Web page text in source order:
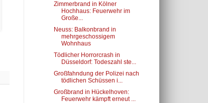
Zimmerbrand in Kölner
Hochhaus: Feuerwehr im
Große...
Neuss: Balkonbrand in
mehrgeschossigem
Wohnhaus
Tödlicher Horrorcrash in
Düsseldorf: Todeszahl ste...
Großfahndung der Polizei nach
tödlichen Schüssen i...
Großbrand in Hückelhoven:
Feuerwehr kämpft erneut ...